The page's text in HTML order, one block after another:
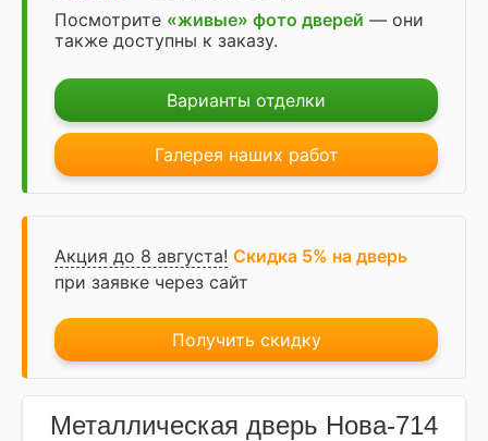
Посмотрите «живые» фото дверей — они
также доступны к заказу.
Варианты отделки
Галерея наших работ
Акция до 8 августа! Скидка 5% на дверь
при заявке через сайт
Получить скидку
Металлическая дверь Нова-714